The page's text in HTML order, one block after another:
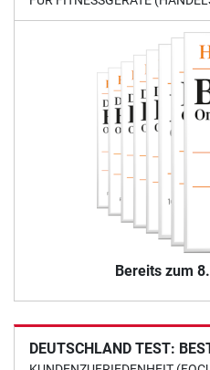
Bereits zum
DEUTSCHLAND TEST: